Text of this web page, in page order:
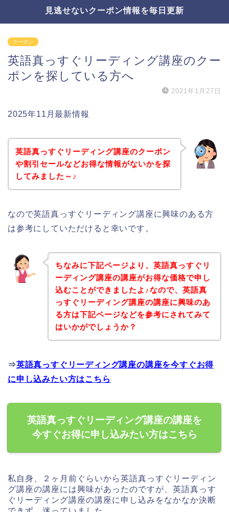
見逃せないクーポン情報を毎日更新
クーポン
英語真っすぐリーディング講座のクー
ポンを探している方へ
2021年1月27日
2025年11月最新情報
英語真っすぐリーディング講座のクーポン
や割引セールなどお得な情報がないかを探
してみました～♪
なので英語真っすぐリーディング講座に興味のある方
は参考にしていただけると幸いです。
ちなみに下記ページより、英語真っすぐリ
ーディング講座の講座がお得な価格で申し
込むことができましたよ♪なので、英語真
っすぐリーディング講座の講座に興味のあ
る方は下記ページなどを参考にされてみて
はいかがでしょうか？
⇒英語真っすぐリーディング講座の講座を今すぐお得
に申し込みたい方はこちら
英語真っすぐリーディング講座の講座を
今すぐお得に申し込みたい方はこちら
私自身、２ヶ月前ぐらいから英語真っすぐリーディン
グ講座の講座には興味があったのですが、英語真っす
ぐリーディング講座の講座に申し込みをなかなか決断